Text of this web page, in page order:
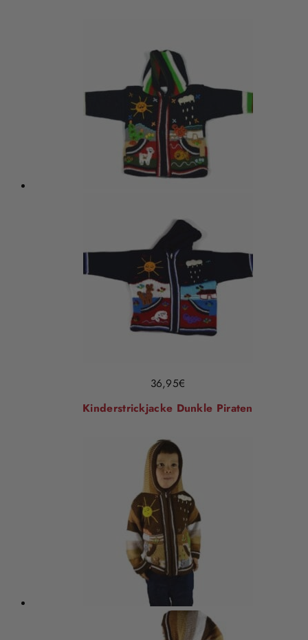
36,95€
Kinderstrickjacke Dunkle Piraten